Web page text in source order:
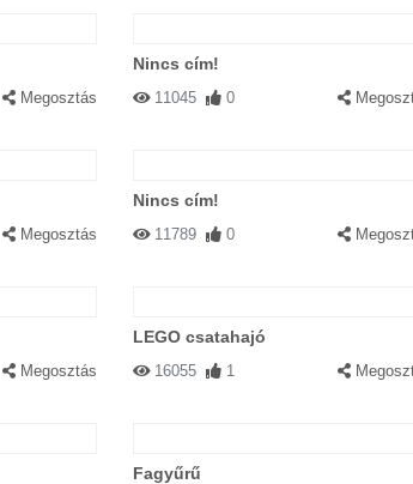
Megosztás
Nincs cím!
11045 0
Megosztás
Nincs cím!
11789 0
Megosztás
LEGO csatahajó
16055 1
Fagyűrű